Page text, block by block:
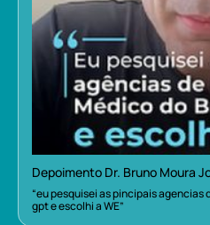
Depoimento Dr. Bruno Moura
“eu pesquisei as pincipais agencias
gpt e escolhi a WE”